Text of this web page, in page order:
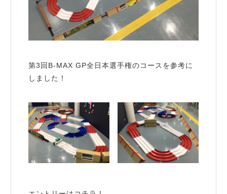
第3回B-MAX GP全日本選手権のコースを参考に
しました！